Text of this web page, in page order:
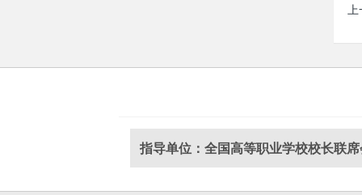
指导单位：全国高等职业学校校长联